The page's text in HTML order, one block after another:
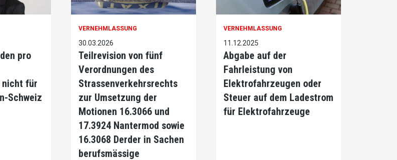
pro
für
Schweiz
VERNEHMLASSUNG
30.03.2026
Teilrevision von fünf
Verordnungen des
Strassenverkehrsrechts
zur Umsetzung der
Motionen 16.3066 und
17.3924 Nantermod sowie
16.3068 Derder in Sachen
berufsmässige
VERNEHMLASSUNG
11.12.2025
Abgabe auf der
Fahrleistung von
Elektrofahrzeugen oder
Steuer auf dem Ladestrom
für Elektrofahrzeuge